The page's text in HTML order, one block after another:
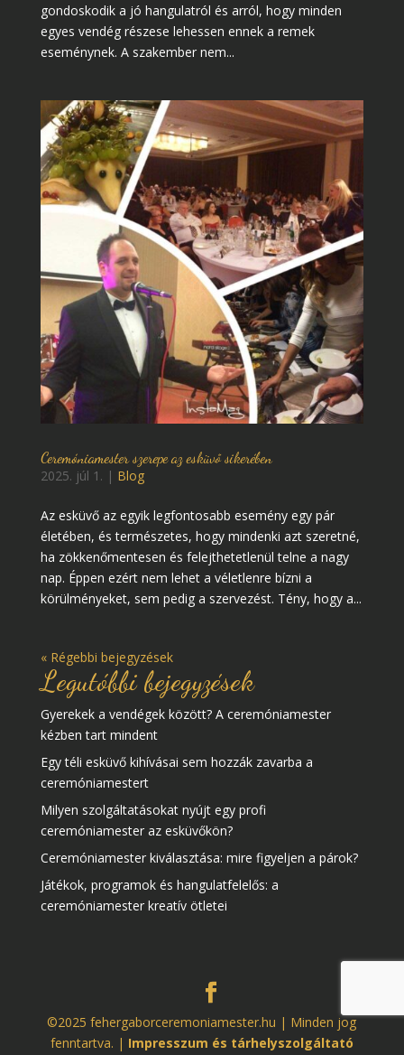
gondoskodik a jó hangulatról és arról, hogy minden
egyes vendég részese lehessen ennek a remek
eseménynek. A szakember nem...
Ceremóniamester szerepe az esküvő sikerében
2025. júl 1. | Blog
Az esküvő az egyik legfontosabb esemény egy pár
életében, és természetes, hogy mindenki azt szeretné,
ha zökkenőmentesen és felejthetetlenül telne a nagy
nap. Éppen ezért nem lehet a véletlenre bízni a
körülményeket, sem pedig a szervezést. Tény, hogy a...
« Régebbi bejegyzések
Legutóbbi bejegyzések
Gyerekek a vendégek között? A ceremóniamester
kézben tart mindent
Egy téli esküvő kihívásai sem hozzák zavarba a
ceremóniamestert
Milyen szolgáltatásokat nyújt egy profi
ceremóniamester az esküvőkön?
Ceremóniamester kiválasztása: mire figyeljen a párok?
Játékok, programok és hangulatfelelős: a
ceremóniamester kreatív ötletei
©2025 fehergaborceremoniamester.hu | Minden jog
fenntartva. | Impresszum és tárhelyszolgáltató